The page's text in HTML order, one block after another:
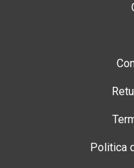
Politica